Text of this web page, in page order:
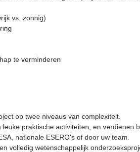
vs. zonnig)
te verminderen
op twee niveaus van complexiteit.
praktische activiteiten, en verdienen
nationale ESERO's of door uw team.
volledig wetenschappelijk